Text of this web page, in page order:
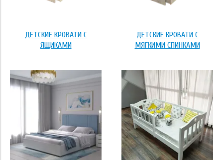
80*180
90*190
120*200
140*200
Применить
Тип основания
ДЕТСКИЕ КРОВАТИ С
ЯЩИКАМИ
ДЕТСКИЕ КРОВАТИ С
МЯГКИМИ СПИНКАМИ